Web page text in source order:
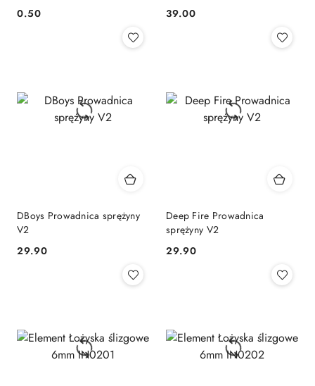
Cena:
0.50 Cena:
39.00
DBoys Prowadnica sprężyny
V2
Cena:
29.90
Deep Fire Prowadnica
sprężyny V2
Cena:
29.90